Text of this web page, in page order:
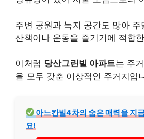
주변 공원과 녹지 공간도 많아 주
산책이나 운동을 즐기기에 적합
이처럼 당산그린빌 아파트는 주
을 모두 갖춘 이상적인 주거지입
아느칸빌4차의 숨은 매력을 지
요!